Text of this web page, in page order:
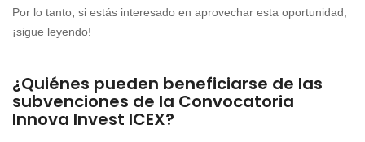
Por lo tanto, si estás interesado en aprovechar esta oportunidad,
¡sigue leyendo!
¿Quiénes pueden beneficiarse de las
subvenciones de la Convocatoria
Innova Invest ICEX?